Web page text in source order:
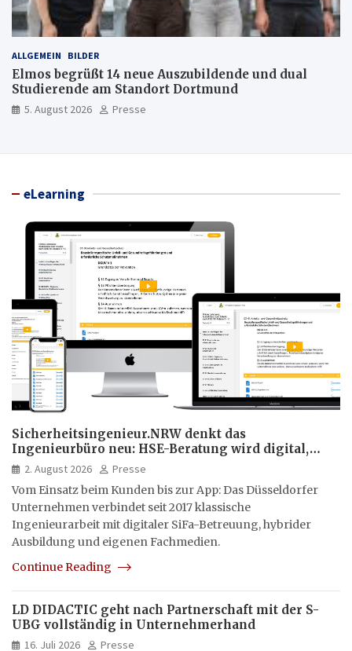
ALLGEMEIN BILDER
Elmos begrüßt 14 neue Auszubildende und dual
Studierende am Standort Dortmund
5. August 2026 Presse
eLearning
Sicherheitsingenieur.NRW denkt das
Ingenieurbüro neu: HSE-Beratung wird digital,
hybrid und multimedial
2. August 2026
Presse
Vom Einsatz beim Kunden bis zur App: Das Düsseldorfer
Unternehmen verbindet seit 2017 klassische
Ingenieurarbeit mit digitaler SiFa-Betreuung, hybrider
Ausbildung und eigenen Fachmedien.
Continue Reading
LD DIDACTIC geht nach Partnerschaft mit der S-
UBG vollständig in Unternehmerhand
16. Juli 2026 Presse